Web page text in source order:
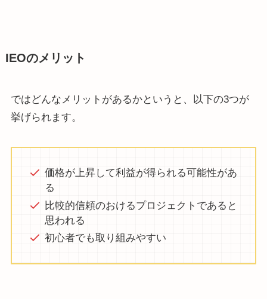
IEOのメリット
ではどんなメリットがあるかというと、以下の3つが
挙げられます。
価格が上昇して利益が得られる可能性があ
る
比較的信頼のおけるプロジェクトであると
思われる
初心者でも取り組みやすい